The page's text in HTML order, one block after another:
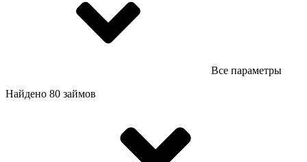
Все параметры
Найдено 80 займов